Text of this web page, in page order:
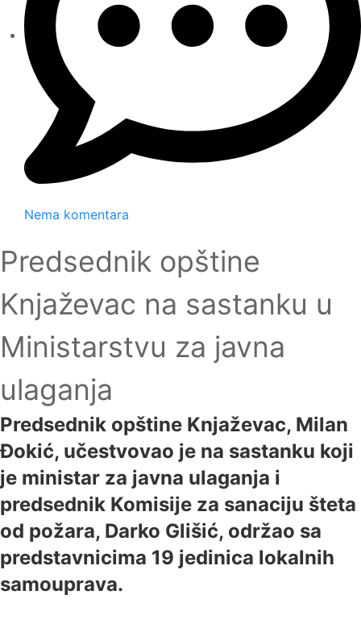
Nema komentara
Predsednik opštine
Knjaževac na sastanku u
Ministarstvu za javna
ulaganja
Predsednik opštine Knjaževac, Milan
Đokić, učestvovao je na sastanku koji
je ministar za javna ulaganja i
predsednik Komisije za sanaciju šteta
od požara, Darko Glišić, održao sa
predstavnicima 19 jedinica lokalnih
samouprava.